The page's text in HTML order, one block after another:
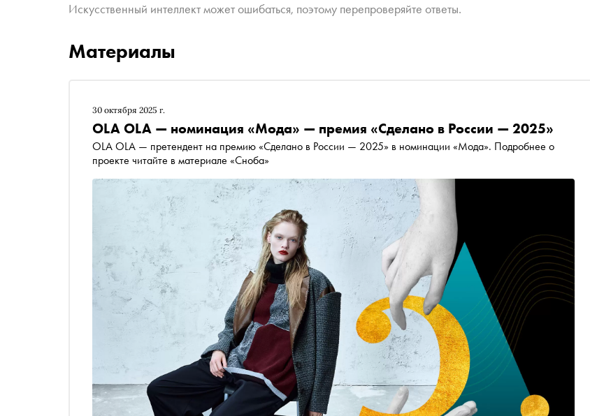
Искусственный интеллект может ошибаться, поэтому перепроверяйте ответы.
Материалы
30 октября 2025 г.
OLA OLA — номинация «Мода» — премия «Сделано в России — 2025»
OLA OLA — претендент на премию «Сделано в России — 2025» в номинации «Мода». Подробнее о
проекте читайте в материале «Сноба»